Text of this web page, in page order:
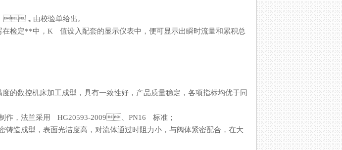
，由校验单给出。
定**中，K 值设入配套的显示仪表中，便可显示出瞬时流量和累积总
数控机床加工成型，具有一致性好，产品质量稳定，各项指标均优于同
，法兰采用 HG20593-2009、PN16 标准；
，表面光洁度高，对流体通过时阻力小，与阀体紧密配合，在大